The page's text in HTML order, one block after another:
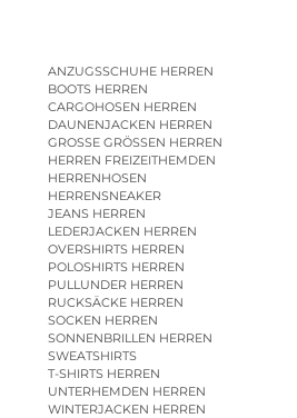
ANZUGSSCHUHE HERREN
BOOTS HERREN
CARGOHOSEN HERREN
DAUNENJACKEN HERREN
GROSSE GRÖSSEN HERREN
HERREN FREIZEITHEMDEN
HERRENHOSEN
HERRENSNEAKER
JEANS HERREN
LEDERJACKEN HERREN
OVERSHIRTS HERREN
POLOSHIRTS HERREN
PULLUNDER HERREN
RUCKSÄCKE HERREN
SOCKEN HERREN
SONNENBRILLEN HERREN
SWEATSHIRTS
T-SHIRTS HERREN
UNTERHEMDEN HERREN
WINTERJACKEN HERREN